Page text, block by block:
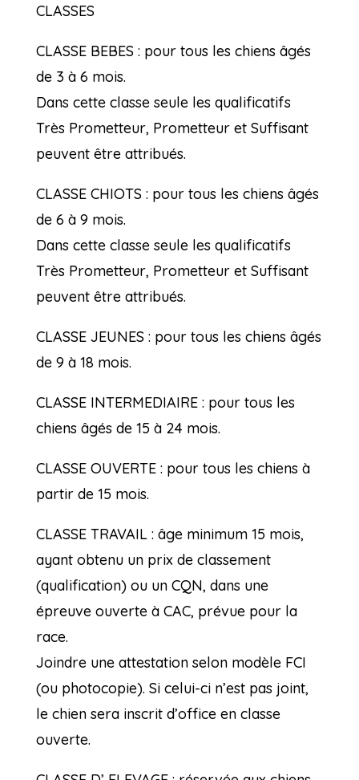
CLASSES
CLASSE BEBES : pour tous les chiens âgés
de 3 à 6 mois.
Dans cette classe seule les qualificatifs
Très Prometteur, Prometteur et Suffisant
peuvent être attribués.
CLASSE CHIOTS : pour tous les chiens âgés
de 6 à 9 mois.
Dans cette classe seule les qualificatifs
Très Prometteur, Prometteur et Suffisant
peuvent être attribués.
CLASSE JEUNES : pour tous les chiens âgés
de 9 à 18 mois.
CLASSE INTERMEDIAIRE : pour tous les
chiens âgés de 15 à 24 mois.
CLASSE OUVERTE : pour tous les chiens à
partir de 15 mois.
CLASSE TRAVAIL : âge minimum 15 mois,
ayant obtenu un prix de classement
(qualification) ou un CQN, dans une
épreuve ouverte à CAC, prévue pour la
race.
Joindre une attestation selon modèle FCI
(ou photocopie). Si celui-ci n’est pas joint,
le chien sera inscrit d’office en classe
ouverte.